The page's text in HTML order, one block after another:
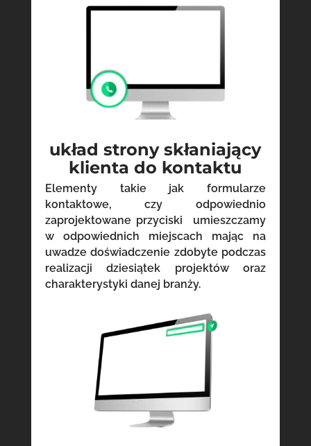
układ strony skłaniający
klienta do kontaktu
Elementy takie jak formularze
kontaktowe, czy odpowiednio
zaprojektowane przyciski umieszczamy
w odpowiednich miejscach mając na
uwadze doświadczenie zdobyte podczas
realizacji dziesiątek projektów oraz
charakterystyki danej branży.